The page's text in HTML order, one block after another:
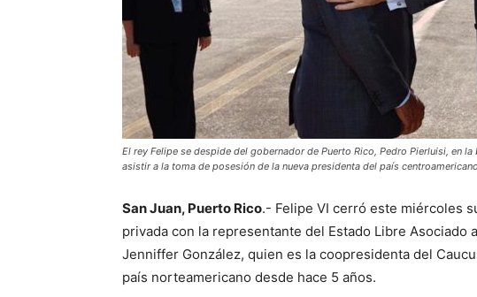
El rey Felipe se despide del gobernador de Puerto Rico, Pedro Pierluisi, en
asistir a la toma de posesión de la nueva presidenta del país
San Juan, Puerto Rico.- Felipe VI cerró este miércoles
privada con la representante del Estado Libre Asociado
Jenniffer González, quien es la coopresidenta del
país norteamericano desde hace 5 años.